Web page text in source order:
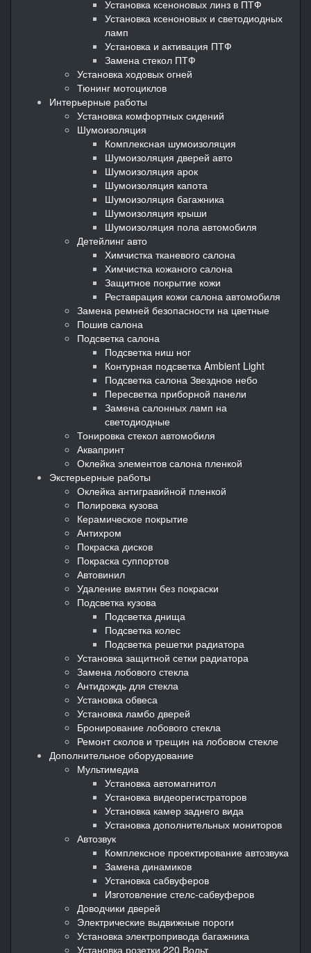
Установка ксеноновых линз в ПТФ
Установка ксеноновых и светодиодных
ламп
Установка и активация ПТФ
Замена стекол ПТФ
Установка ходовых огней
Тюнинг мотоциклов
Интерьерные работы
Установка комфортных сидений
Шумоизоляция
Комплексная шумоизоляция
Шумоизоляция дверей авто
Шумоизоляция арок
Шумоизоляция капота
Шумоизоляция багажника
Шумоизоляция крыши
Шумоизоляция пола автомобиля
Детейлинг авто
Химчистка тканевого салона
Химчистка кожаного салона
Защитное покрытие кожи
Реставрация кожи салона автомобиля
Замена ремней безопасности на цветные
Пошив салона
Подсветка салона
Подсветка ниш ног
Контурная подсветка Ambient Light
Подсветка салона Звездное небо
Пересветка приборной панели
Замена салонных ламп на
светодиодные
Тонировка стекол автомобиля
Аквапринт
Оклейка элементов салона пленкой
Экстерьерные работы
Оклейка антигравийной пленкой
Полировка кузова
Керамическое покрытие
Антихром
Покраска дисков
Покраска суппортов
Автовинил
Удаление вмятин без покраски
Подсветка кузова
Подсветка днища
Подсветка колес
Подсветка решетки радиатора
Установка защитной сетки радиатора
Замена лобового стекла
Антидождь для стекла
Установка обвеса
Установка ламбо дверей
Бронирование лобового стекла
Ремонт сколов и трещин на лобовом стекле
Дополнительное оборудование
Мультимедиа
Установка автомагнитол
Установка видеорегистраторов
Установка камер заднего вида
Установка дополнительных мониторов
Автозвук
Комплексное проектирование автозвука
Замена динамиков
Установка сабвуферов
Изготовление стелс-сабвуферов
Доводчики дверей
Электрические выдвижные пороги
Установка электропривода багажника
Установка розетки 220 Вольт